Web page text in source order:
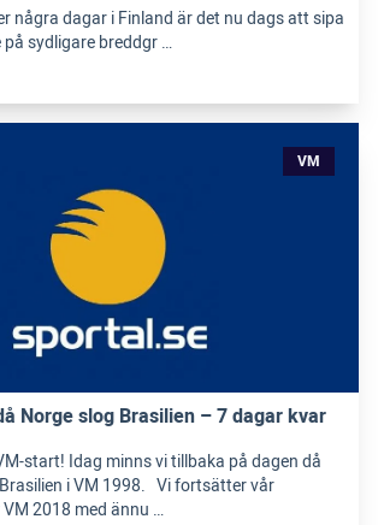
några dagar i Finland är det nu dags att sipa
sydligare breddgr …
VM
Norge slog Brasilien – 7 dagar kvar
start! Idag minns vi tillbaka på dagen då
i VM 1998. Vi fortsätter vår
2018 med ännu …